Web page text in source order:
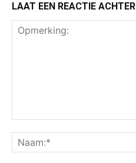
LAAT EEN REACTIE ACHTER